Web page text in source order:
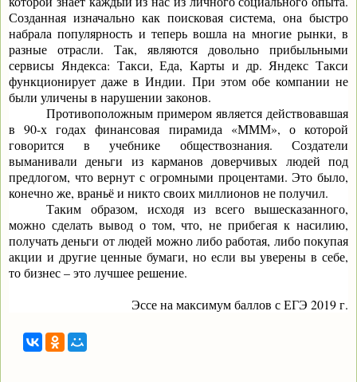
Созданная изначально как поисковая система, она быстро
набрала популярность и теперь вошла на многие рынки, в
разные отрасли. Так, являются довольно прибыльными
сервисы Яндекса: Такси, Еда, Карты и др. Яндекс Такси
функционирует даже в Индии. При этом обе компании не
были уличены в нарушении законов.
Противоположным примером является действовавшая
в 90-х годах финансовая пирамида «МММ», о которой
говорится в учебнике обществознания. Создатели
выманивали деньги из карманов доверчивых людей под
предлогом, что вернут с огромными процентами. Это было,
конечно же, враньё и никто своих миллионов не получил.
Таким образом, исходя из всего вышесказанного,
можно сделать вывод о том, что, не прибегая к насилию,
получать деньги от людей можно либо работая, либо покупая
акции и другие ценные бумаги, но если вы уверены в себе,
то бизнес – это лучшее решение.
Эссе на максимум баллов с ЕГЭ 2019 г.